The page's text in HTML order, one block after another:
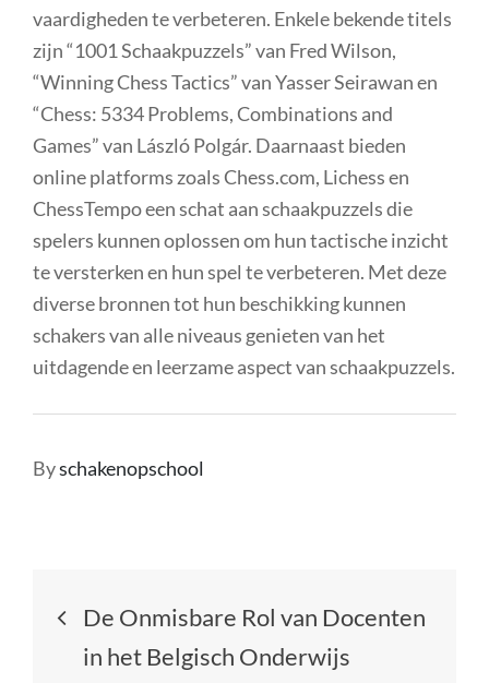
vaardigheden te verbeteren. Enkele bekende titels
zijn “1001 Schaakpuzzels” van Fred Wilson,
“Winning Chess Tactics” van Yasser Seirawan en
“Chess: 5334 Problems, Combinations and
Games” van László Polgár. Daarnaast bieden
online platforms zoals Chess.com, Lichess en
ChessTempo een schat aan schaakpuzzels die
spelers kunnen oplossen om hun tactische inzicht
te versterken en hun spel te verbeteren. Met deze
diverse bronnen tot hun beschikking kunnen
schakers van alle niveaus genieten van het
uitdagende en leerzame aspect van schaakpuzzels.
Byschakenopschool
Berichtnavigatie
De Onmisbare Rol van Docenten
in het Belgisch Onderwijs